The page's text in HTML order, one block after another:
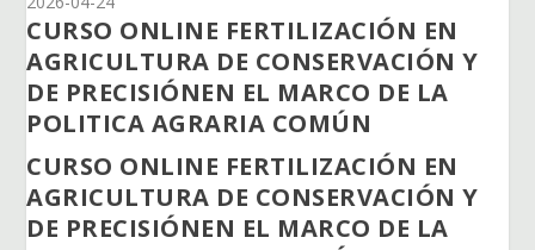
CURSO ONLINE FERTILIZACIÓN EN
AGRICULTURA DE CONSERVACIÓN Y
DE PRECISIÓNEN EL MARCO DE LA
POLITICA AGRARIA COMÚN
CURSO ONLINE FERTILIZACIÓN EN
AGRICULTURA DE CONSERVACIÓN Y
DE PRECISIÓNEN EL MARCO DE LA